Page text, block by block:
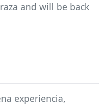
and will be back
experiencia,